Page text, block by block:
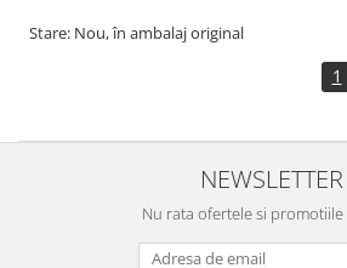
Stare: Nou, în ambalaj original
1
NEWSLETTER
Nu rata ofertele si